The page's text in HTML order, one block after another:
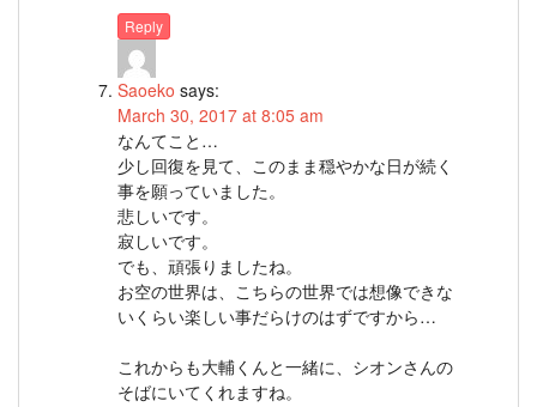
Reply
Saoeko says:
March 30, 2017 at 8:05 am
なんてこと…
少し回復を見て、このまま穏やかな日が続く
事を願っていました。
悲しいです。
寂しいです。
でも、頑張りましたね。
お空の世界は、こちらの世界では想像できな
いくらい楽しい事だらけのはずですから…
これからも大輔くんと一緒に、シオンさんの
そばにいてくれますね。